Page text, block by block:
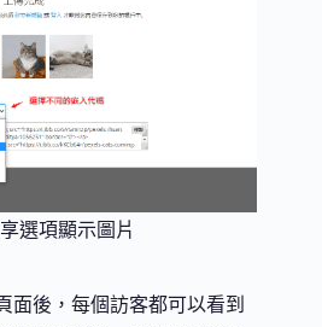
選項顯示圖片
面後，每個訪客都可以看到